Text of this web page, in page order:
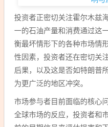
投资者正密切关注霍尔木兹
一的石油产量和消费通过这
衡最坏情形下的各种市场情
性因素，投资者还在密切关
后果，以及这是否如特朗普
为更广泛的地区冲突。
市场参与者目前面临的核心
全球市场的反应，投资者和